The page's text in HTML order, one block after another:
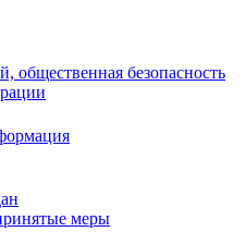
общественная безопасность
меры